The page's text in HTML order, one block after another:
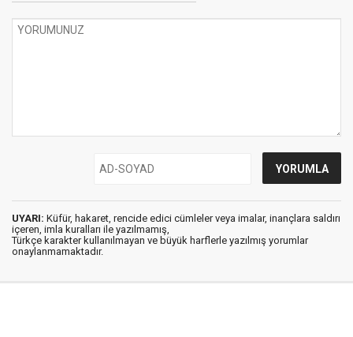
UYARI: Küfür, hakaret, rencide edici cümleler veya imalar, inançlara saldırı
içeren, imla kuralları ile yazılmamış,
Türkçe karakter kullanılmayan ve büyük harflerle yazılmış yorumlar
onaylanmamaktadır.